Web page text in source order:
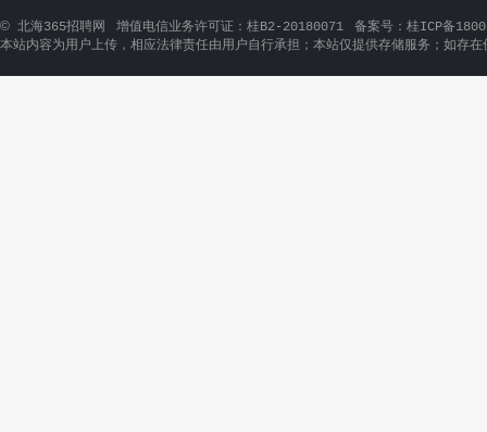
© 北海365招聘网 增值电信业务许可证：桂B2-20180071
备案号：桂ICP备
本站内容为用户上传，相应法律责任由用户自行承担；本站仅提供存储服务；如存